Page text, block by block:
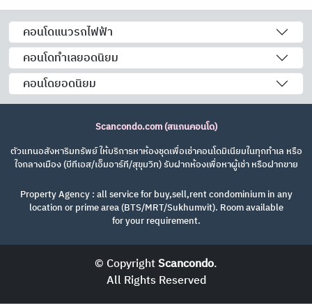
คอนโดแนวรถไฟฟ้า
คอนโดทำเลยอดนิยม
คอนโดยอดนิยม
Scancondo.com (สแกนคอนโด)
ตัวแทนอสังหาริมทรัพย์ ให้บริการหาห้องชุดเพื่อเช่าคอนโดมิเนียมในทุกทำเล หรือ
ใจกลางเมือง (บีทีเอส/เอ็มอาร์ที/สุขุมวิท) รับฝากห้องเพื่อหาผู้เช่า หรือฝากขาย
Property Agency : all service for buy,sell,rent condominium in any
location or prime area (BTS/MRT/Sukhumvit). Room available
for your requirement.
© CopyrightScancondo.
All Rights Reserved